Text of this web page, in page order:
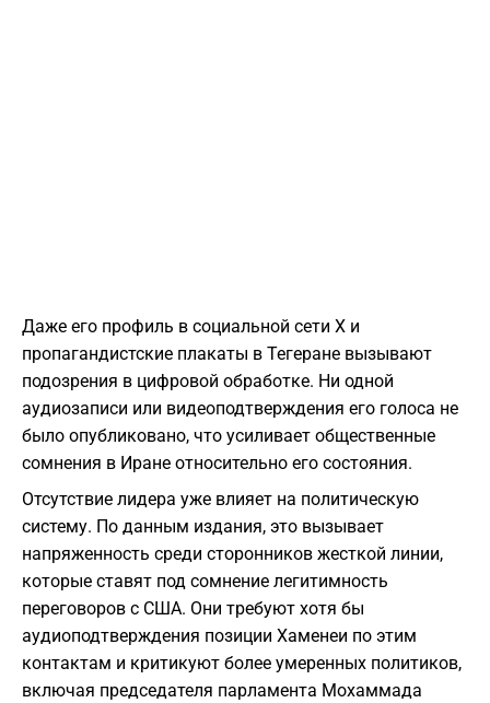
Даже его профиль в социальной сети X и
пропагандистские плакаты в Тегеране вызывают
подозрения в цифровой обработке. Ни одной
аудиозаписи или видеоподтверждения его голоса не
было опубликовано, что усиливает общественные
сомнения в Иране относительно его состояния.
Отсутствие лидера уже влияет на политическую
систему. По данным издания, это вызывает
напряженность среди сторонников жесткой линии,
которые ставят под сомнение легитимность
переговоров с США. Они требуют хотя бы
аудиоподтверждения позиции Хаменеи по этим
контактам и критикуют более умеренных политиков,
включая председателя парламента Мохаммада